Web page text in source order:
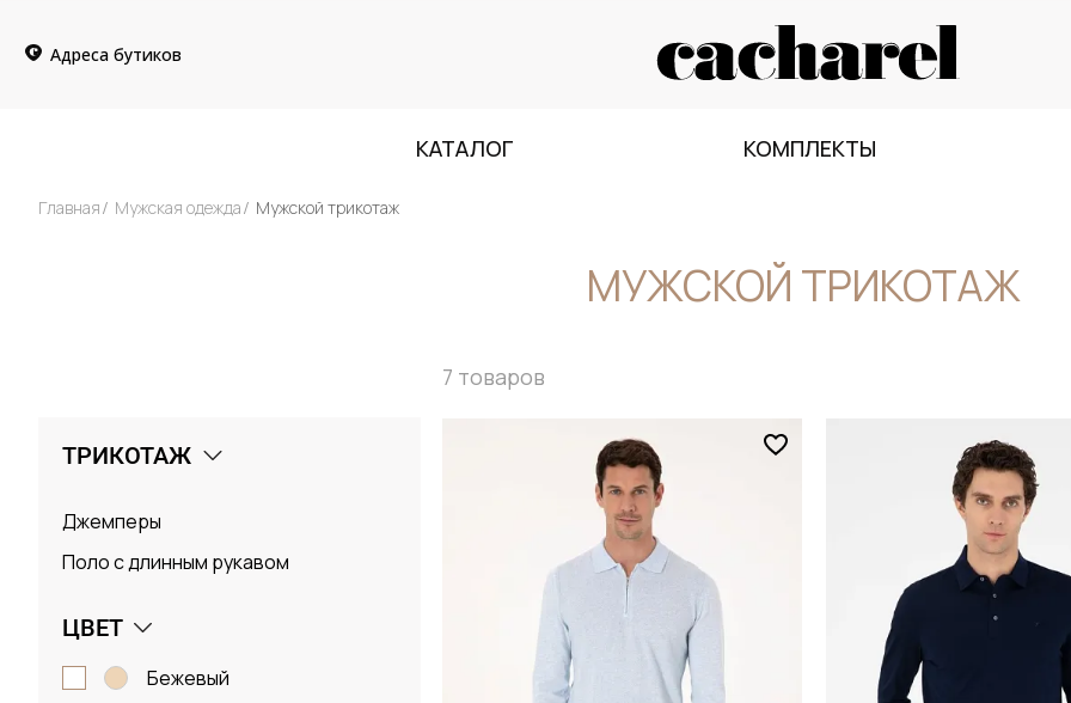
Адреса бутиков
КАТАЛОГ КОМПЛЕКТЫ
Главная Мужская одежда Мужской трикотаж
МУЖСКОЙ ТРИКОТАЖ
ТРИКОТАЖ
Джемперы
Поло с длинным рукавом
ЦВЕТ
бежевый
7 товаров